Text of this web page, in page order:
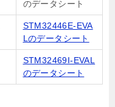
のデータシート
STM32446E-EVA
Lのデータシート
STM32469I-EVAL
のデータシート